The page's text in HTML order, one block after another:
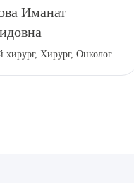
Иманат
хирург, Хирург, Онколог